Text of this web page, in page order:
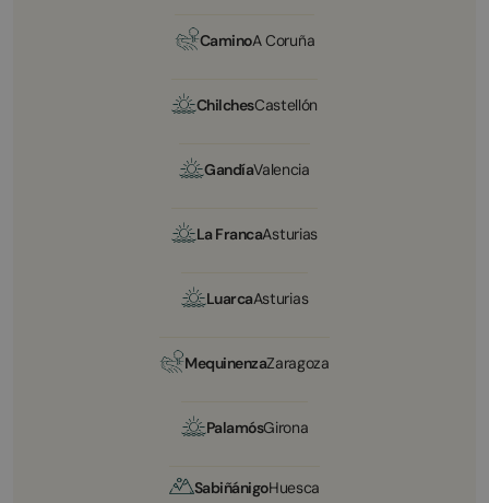
CaminoA Coruña
ChilchesCastellón
GandíaValencia
La FrancaAsturias
LuarcaAsturias
MequinenzaZaragoza
PalamósGirona
SabiñánigoHuesca